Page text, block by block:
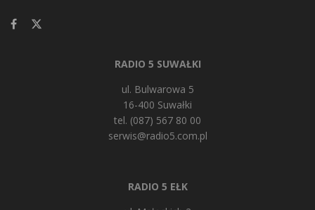
RADIO 5 SUWAŁKI
ul. Bulwarowa 5
16-400 Suwałki
tel. (087) 567 80 00
serwis@radio5.com.pl
RADIO 5 EŁK